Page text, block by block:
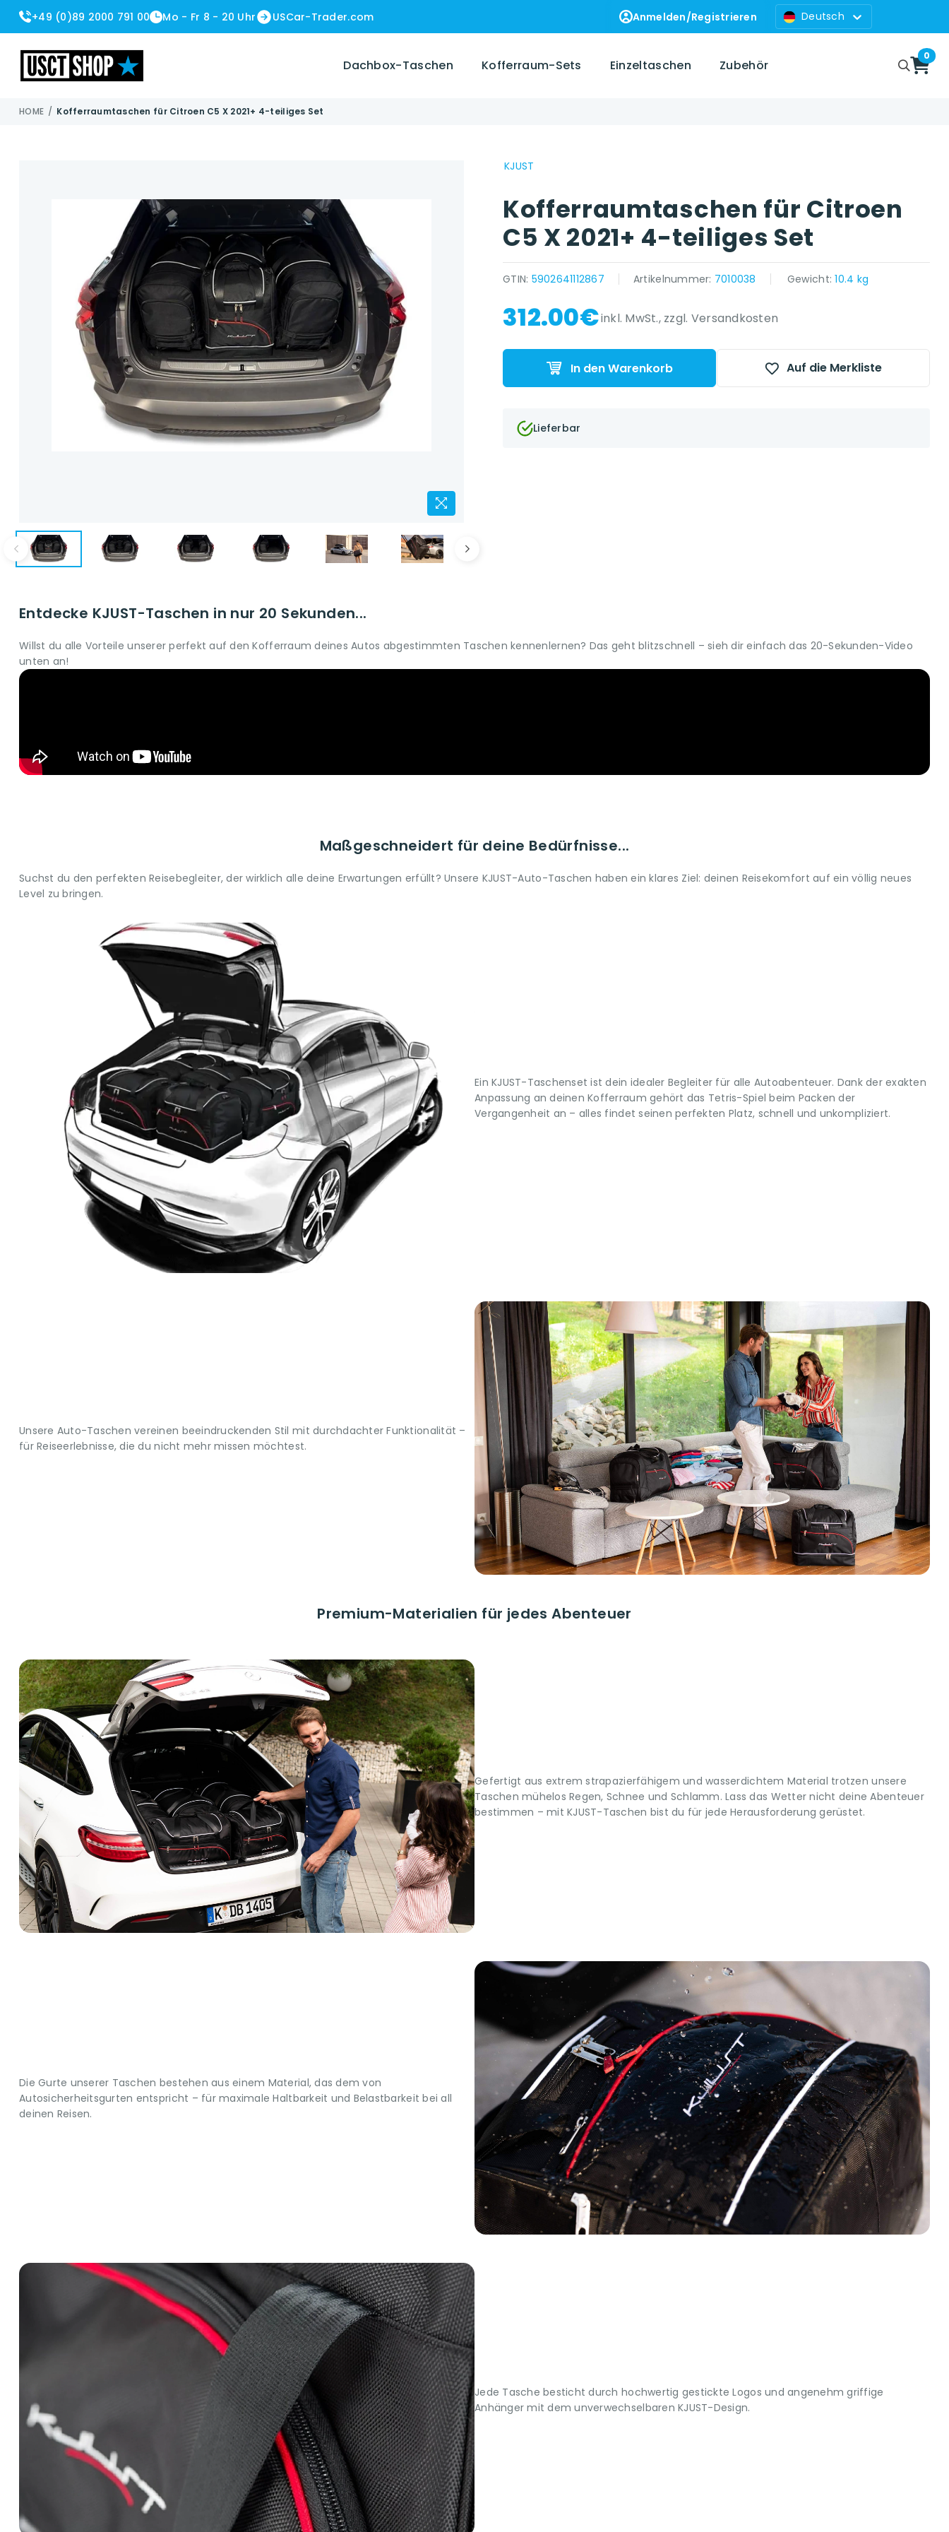
+49 (0)89 2000 791 00 Mo - Fr 8 - 20 Uhr USCar-Trader.com Anmelden/Registrieren Deutsch
Dachbox-Taschen Kofferraum-Sets Einzeltaschen Zubehör
0
HOME / Kofferraumtaschen für Citroen C5 X 2021+ 4-teiliges Set
KJUST
Kofferraumtaschen für Citroen
C5 X 2021+ 4-teiliges Set
GTIN: 5902641112867 Artikelnummer: 7010038 Gewicht:10.4 kg
{{ name }} auf {{ platform }}
312.00€inkl. MwSt., zzgl. Versandkosten
In den Warenkorb Auf die Merkliste
Lieferbar
Entdecke KJUST-Taschen in nur 20 Sekunden...
Willst du alle Vorteile unserer perfekt auf den Kofferraum deines Autos abgestimmten Taschen kennenlernen? Das geht blitzschnell – sieh dir einfach das 20-Sekunden-Video
unten an!
Maßgeschneidert für deine Bedürfnisse...
Suchst du den perfekten Reisebegleiter, der wirklich alle deine Erwartungen erfüllt? Unsere KJUST-Auto-Taschen haben ein klares Ziel: deinen Reisekomfort auf ein völlig neues
Level zu bringen.
Ein KJUST-Taschenset ist dein idealer Begleiter für alle Autoabenteuer. Dank der exakten
Anpassung an deinen Kofferraum gehört das Tetris-Spiel beim Packen der
Vergangenheit an – alles findet seinen perfekten Platz, schnell und unkompliziert.
Unsere Auto-Taschen vereinen beeindruckenden Stil mit durchdachter Funktionalität –
für Reiseerlebnisse, die du nicht mehr missen möchtest.
Premium-Materialien für jedes Abenteuer
Gefertigt aus extrem strapazierfähigem und wasserdichtem Material trotzen unsere
Taschen mühelos Regen, Schnee und Schlamm. Lass das Wetter nicht deine Abenteuer
bestimmen – mit KJUST-Taschen bist du für jede Herausforderung gerüstet.
Die Gurte unserer Taschen bestehen aus einem Material, das dem von
Autosicherheitsgurten entspricht – für maximale Haltbarkeit und Belastbarkeit bei all
deinen Reisen.
Jede Tasche besticht durch hochwertig gestickte Logos und angenehm griffige
Anhänger mit dem unverwechselbaren KJUST-Design.